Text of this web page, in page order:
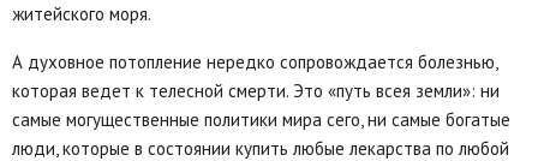
житейского моря.
А духовное потопление нередко сопровождается болезнью,
которая ведет к телесной смерти. Это «путь всея земли»: ни
самые могущественные политики мира сего, ни самые богатые
люди, которые в состоянии купить любые лекарства по любой